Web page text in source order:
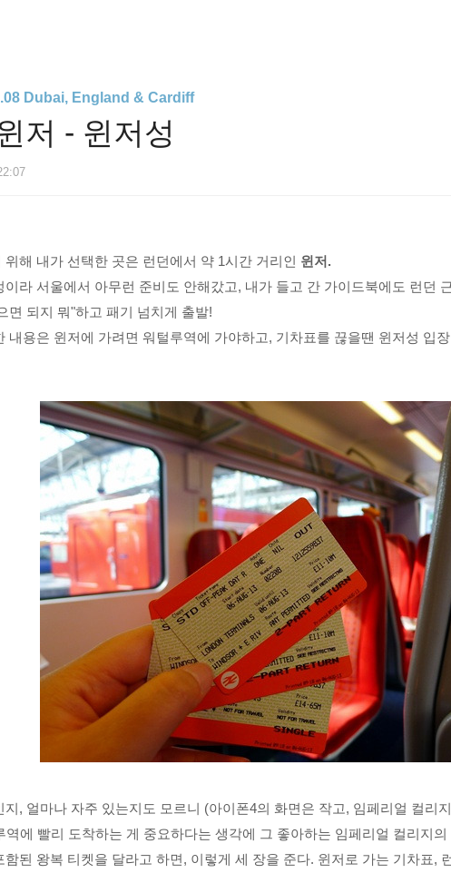
Dubai, England & Cardiff
저 - 윈저성
위해 내가 선택한 곳은 런던에서 약 1시간 거리인 윈저.
이라 서울에서 아무런 준비도 안해갔고, 내가 들고 간 가이드북에도 런던
면 되지 뭐"하고 패기 넘치게 출발!
내용은 윈저에 가려면 워털루역에 가야하고, 기차표를 끊을땐 윈저성 입
지, 얼마나 자주 있는지도 모르니 (아이폰4의 화면은 작고, 임페리얼 컬리
역에 빨리 도착하는 게 중요하다는 생각에 그 좋아하는 임페리얼 컬리지
함된 왕복 티켓을 달라고 하면, 이렇게 세 장을 준다. 윈저로 가는 기차표,